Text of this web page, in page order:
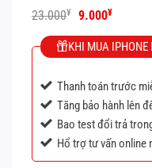
Được
xếp
hạng
0
23.000¥
Giá
là:
23.000¥.
9.000¥Giá
tại
là:
KHI MUA IPHONE
Thanh toán trước
Tăng bảo hành lên
Bao test đổi trả
Hổ trợ tư vấn online